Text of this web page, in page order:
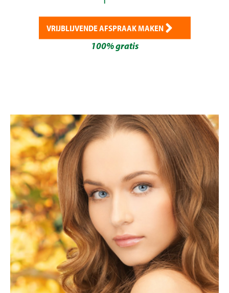
Haar blog – Nieuws
VRIJBLIJVENDE AFSPRAAK MAKEN
100% gratis